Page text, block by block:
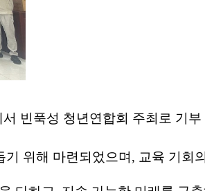
빈푹성 청년연합회 주최로 기
기 위해 마련되었으며, 교육 기회의